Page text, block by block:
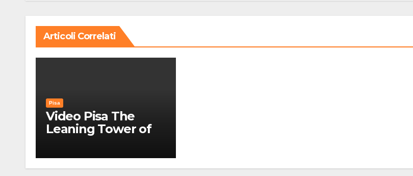
Articoli Correlati
Pisa
Video Pisa The
Leaning Tower of